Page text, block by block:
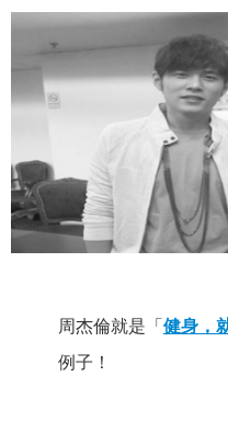
周杰倫就是「 健身，
例子！